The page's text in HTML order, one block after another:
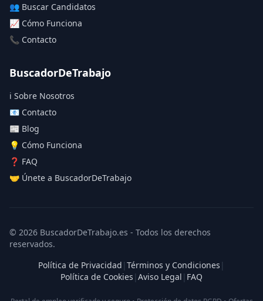
👥 Buscar Candidatos
📈 Cómo Funciona
📞 Contacto
BuscadorDeTrabajo
ℹ️ Sobre Nosotros
📧 Contacto
📰 Blog
💡 Cómo Funciona
❓ FAQ
🤝 Únete a BuscadorDeTrabajo
© 2026 BuscadorDeTrabajo.es - Todos los derechos
reservados.
Política de Privacidad | Términos y Condiciones |
Política de Cookies | Aviso Legal | FAQ